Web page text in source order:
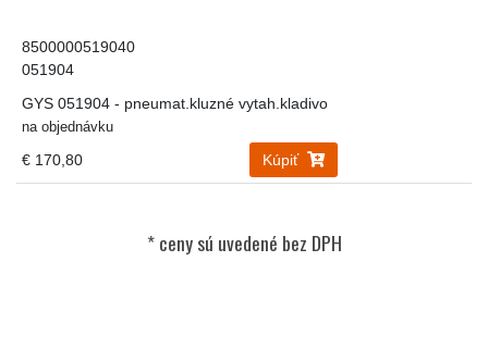
8500000519040
051904
GYS 051904 - pneumat.kluzné vytah.kladivo
na objednávku
€ 170,80 Kúpiť